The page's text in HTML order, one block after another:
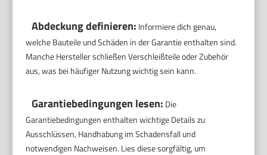
Abdeckung definieren: Informiere dich genau,
welche Bauteile und Schäden in der Garantie enthalten sind.
Manche Hersteller schließen Verschleißteile oder Zubehör
aus, was bei häufiger Nutzung wichtig sein kann.
Garantiebedingungen lesen: Die
Garantiebedingungen enthalten wichtige Details zu
Ausschlüssen, Handhabung im Schadensfall und
notwendigen Nachweisen. Lies diese sorgfältig, um